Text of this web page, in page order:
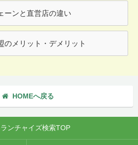
ーンと直営店の違い
のメリット・デメリット
HOMEへ戻る
ンチャイズ検索TOP